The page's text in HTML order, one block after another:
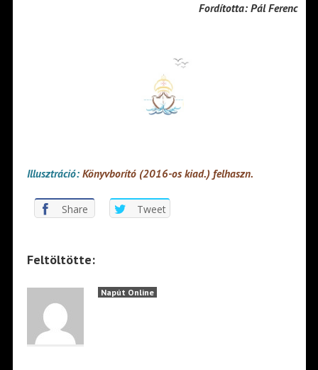
Fordította: Pál Ferenc
Illusztráció:Könyvborító (2016-os kiad.) felhaszn.
Share Tweet
Feltöltötte:
Napút Online